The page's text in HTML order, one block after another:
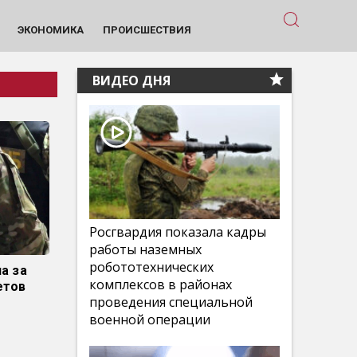
ЭКОНОМИКА ПРОИСШЕСТВИЯ
за
ВИДЕО ДНЯ
Росгвардия показала кадры
работы наземных
робототехнических
комплексов в районах
проведения специальной
военной операции